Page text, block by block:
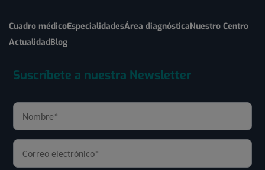
Cuadro médicoEspecialidadesÁrea diagnósticaNuestro Centro
ActualidadBlog
Suscríbete a nuestra Newsletter